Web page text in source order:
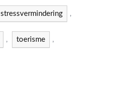
stressvermindering ,
, toerisme ,